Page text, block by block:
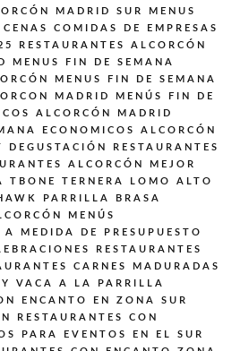
MADRID SUR
MENUS
COMIDAS DE EMPRESAS
RESTAURANTES ALCORCÓN
MENUS FIN DE SEMANA
MENUS FIN DE SEMANA
MADRID
MENÚS FIN DE
ALCORCÓN MADRID
ECONOMICOS ALCORCÓN
DEGUSTACIÓN
RESTAURANTES
ALCORCÓN MEJOR
TBONE TERNERA LOMO ALTO
PARRILLA BRASA
MENÚS
A MEDIDA DE PRESUPUESTO
RESTAURANTES
CARNES MADURADAS
VACA A LA PARRILLA
ENCANTO EN ZONA SUR
RESTAURANTES CON
PARA EVENTOS EN EL SUR